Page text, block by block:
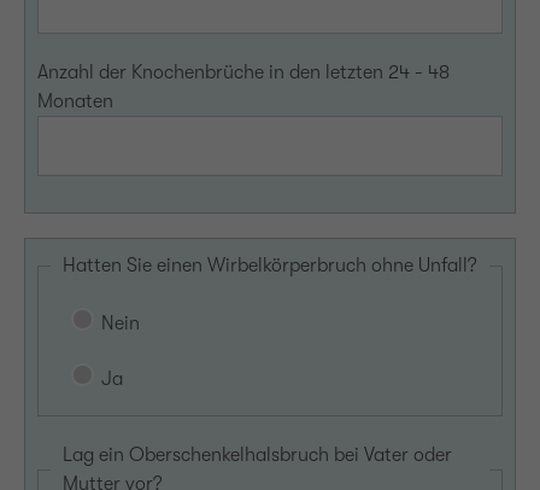
Anzahl der Knochenbrüche in den letzten 24 - 48
Monaten
Hatten Sie einen Wirbelkörperbruch ohne Unfall?
Nein
Ja
Lag ein Oberschenkelhalsbruch bei Vater oder
Mutter vor?